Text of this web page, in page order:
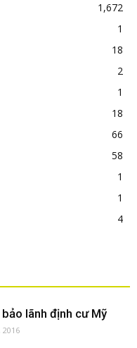
1,672
1
18
2
1
18
66
58
1
1
4
lãnh định cư Mỹ